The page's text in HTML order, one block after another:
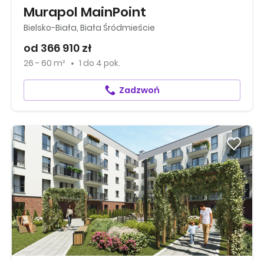
Murapol MainPoint
Bielsko-Biała, Biała Śródmieście
od 366 910 zł
26 - 60 m² 1 do 4 pok.
Zadzwoń